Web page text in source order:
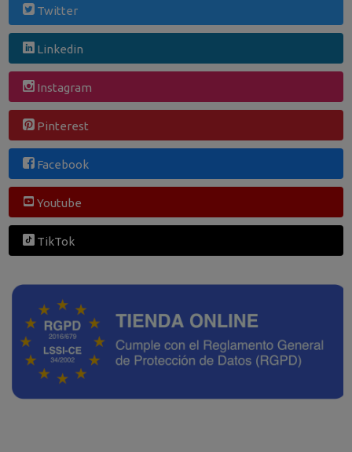
Twitter
Linkedin
Instagram
Pinterest
Facebook
Youtube
TikTok